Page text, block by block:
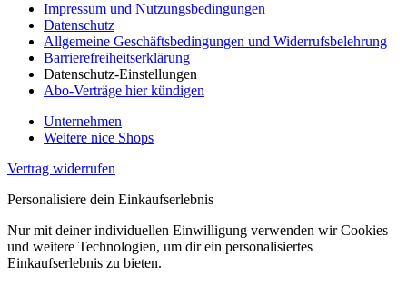
Impressum und Nutzungsbedingungen
Datenschutz
Allgemeine Geschäftsbedingungen und Widerrufsbelehrung
Barrierefreiheitserklärung
Datenschutz-Einstellungen
Abo-Verträge hier kündigen
Unternehmen
Weitere nice Shops
Vertrag widerrufen
Personalisiere dein Einkaufserlebnis
Nur mit deiner individuellen Einwilligung verwenden wir Cookies
und weitere Technologien, um dir ein personalisiertes
Einkaufserlebnis zu bieten.